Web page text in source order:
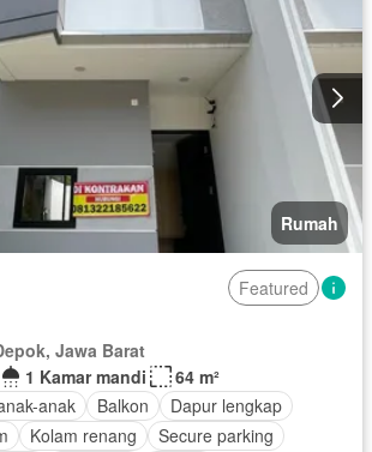
Rumah
Featured
Jawa Barat
1 Kamar mandi
64 m²
anak Balkon
Dapur lengkap
Kolam renang
Secure parking